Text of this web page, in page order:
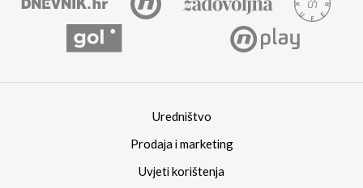
Uredništvo
Prodaja i marketing
Uvjeti korištenja